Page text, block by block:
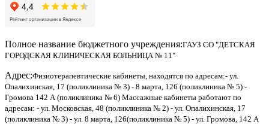
Полное название бюджетного учреждения:ГАУЗ СО "ДЕТСКАЯ
ГОРОДСКАЯ КЛИНИЧЕСКАЯ БОЛЬНИЦА № 11"
Адрес:Физиотерапевтические кабинеты, находятся по адресам:- ул.
Опалихинская, 17 (поликлиника № 3) - 8 марта, 126 (поликлиника № 5) -
Громова 142 А (поликлиника № 6) Массажные кабинеты работают по
адресам: - ул. Московская, 48 (поликлиника № 2) - ул. Опалихинская, 17
(поликлиника № 3) - ул. 8 марта, 126(поликлиника № 5) - ул. Громова, 142 А